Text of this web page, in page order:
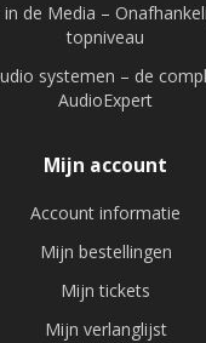
de Media –
topniveau
systemen – de
AudioExpert
Mijn account
Account informatie
Mijn bestellingen
Mijn tickets
Mijn verlanglijst